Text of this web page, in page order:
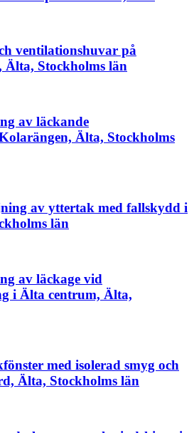
ventilationshuvar på
Stockholms län
av läckande
Älta, Stockholms
av yttertak med fallskydd i
län
av läckage vid
i Älta centrum, Älta,
med isolerad smyg och
Älta, Stockholms län